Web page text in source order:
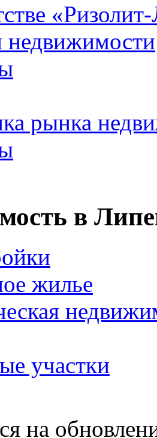
недвижимости
рынка
в
жилье
участки
на